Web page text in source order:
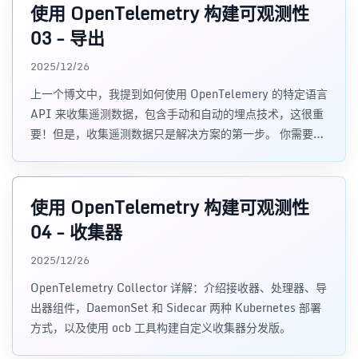
使用 OpenTelemetry 构建可观测性
03 - 导出
2025/12/26
上一个博文中，我提到如何使用 OpenTelemery 的特定语言
API 来收集遥测数据，包含手动和自动的埋点技术，这很重
要！但是，收集遥测数据只是解决方案的第一步。 你需要把
使用 OpenTelemetry 构建可观测性
04 - 收集器
2025/12/26
OpenTelemetry Collector 详解：介绍接收器、处理器、导
出器组件，DaemonSet 和 Sidecar 两种 Kubernetes 部署
方式，以及使用 ocb 工具构建自定义收集器分发版。